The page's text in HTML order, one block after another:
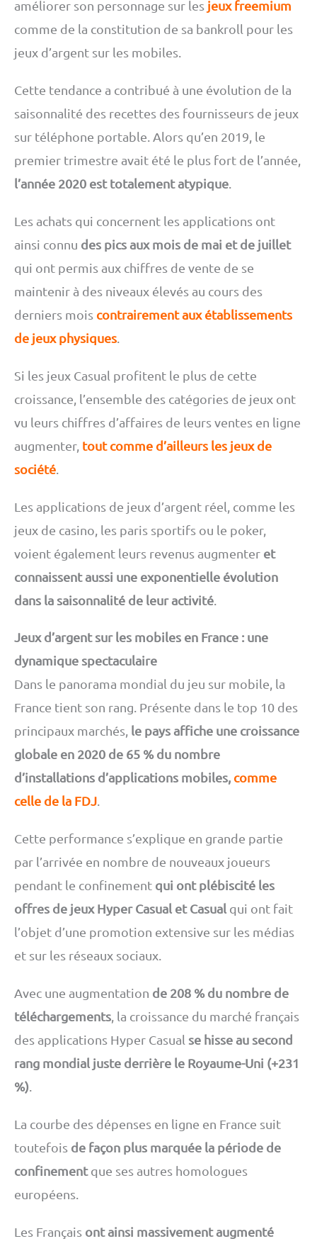
améliorer son personnage sur les jeux freemium
comme de la constitution de sa bankroll pour les
jeux d’argent sur les mobiles.
Cette tendance a contribué à une évolution de la
saisonnalité des recettes des fournisseurs de jeux
sur téléphone portable. Alors qu’en 2019, le
premier trimestre avait été le plus fort de l’année,
l’année 2020 est totalement atypique
Les achats qui concernent les applications ont
ainsi connu des pics aux mois de mai et de juillet
qui ont permis aux chiffres de vente de se
maintenir à des niveaux élevés au cours des
derniers mois contrairement aux établissements
de jeux physiques
Si les jeux Casual profitent le plus de cette
croissance, l’ensemble des catégories de jeux ont
vu leurs chiffres d’affaires de leurs ventes en ligne
augmenter, tout comme d’ailleurs les jeux de
société
Les applications de jeux d’argent réel, comme les
jeux de casino, les paris sportifs ou le poker,
voient également leurs revenus augmenter et
connaissent aussi une exponentielle évolution
dans la saisonnalité de leur activité
Jeux d’argent sur les mobiles en France : une
dynamique spectaculaire
Dans le panorama mondial du jeu sur mobile, la
France tient son rang. Présente dans le top 10 des
principaux marchés, le pays affiche une croissance
globale en 2020 de 65 % du nombre
d’installations d’applications mobiles, comme
celle de la FDJ.
Cette performance s’explique en grande partie
par l’arrivée en nombre de nouveaux joueurs
pendant le confinement qui ont plébiscité les
offres de jeux Hyper Casual et Casual qui ont fait
l’objet d’une promotion extensive sur les médias
et sur les réseaux sociaux.
Avec une augmentation de 208 % du nombre de
téléchargements , la croissance du marché français
des applications Hyper Casual se hisse au second
rang mondial juste derrière le Royaume-Uni (+231
%)
La courbe des dépenses en ligne en France suit
toutefois de façon plus marquée la période de
confinementque ses autres homologues
européens.
Les Français ont ainsi massivement augmenté